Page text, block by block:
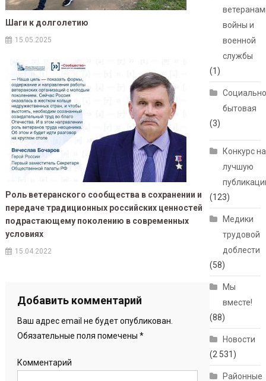
Шаги к долголетию
15.05.2025
Роль ветеранского сообщества в сохранении и
передаче традиционных российских ценностей
подрастающему поколению в современных
условиях
15.04.2022
Добавить комментарий
Ваш адрес email не будет опубликован.
Обязательные поля помечены *
Комментарий
войны и
военной
службы
(1)
бытовая
(3)
Конкурс на
лучшую
(123)
Медики
трудовой
доблести
(58)
Мы
вместе!
(88)
Новости
(2 531)
Районные